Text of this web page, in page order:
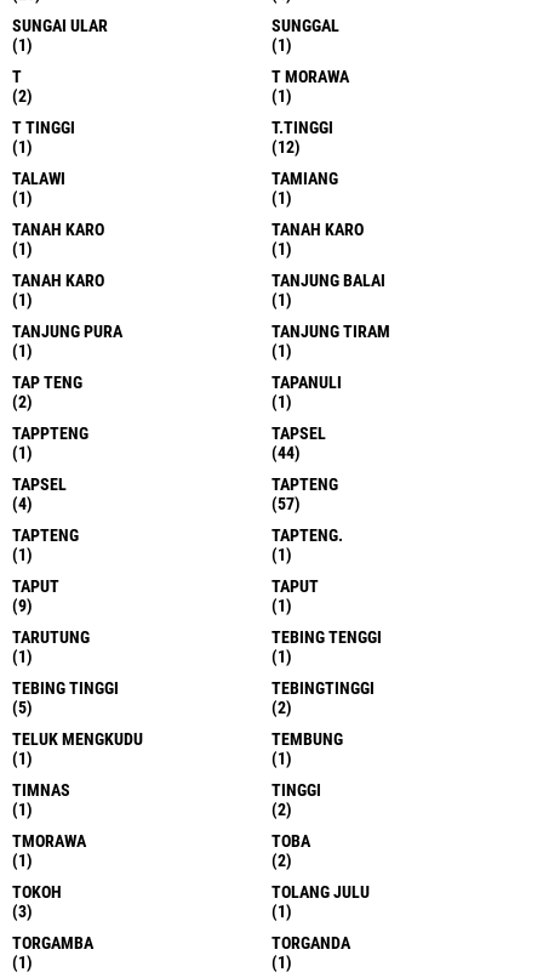
SUNGAI ULAR
(1)
SUNGGAL
(1)
T
(2)
T MORAWA
(1)
T TINGGI
(1)
T.TINGGI
(12)
TALAWI
(1)
TAMIANG
(1)
TANAH KARO
(1)
TANAH KARO
(1)
TANAH KARO
(1)
TANJUNG BALAI
(1)
TANJUNG PURA
(1)
TANJUNG TIRAM
(1)
TAP TENG
(2)
TAPANULI
(1)
TAPPTENG
(1)
TAPSEL
(44)
TAPSEL
(4)
TAPTENG
(57)
TAPTENG
(1)
TAPTENG.
(1)
TAPUT
(9)
TAPUT
(1)
TARUTUNG
(1)
TEBING TENGGI
(1)
TEBING TINGGI
(5)
TEBINGTINGGI
(2)
TELUK MENGKUDU
(1)
TEMBUNG
(1)
TIMNAS
(1)
TINGGI
(2)
TMORAWA
(1)
TOBA
(2)
TOKOH
(3)
TOLANG JULU
(1)
TORGAMBA
(1)
TORGANDA
(1)